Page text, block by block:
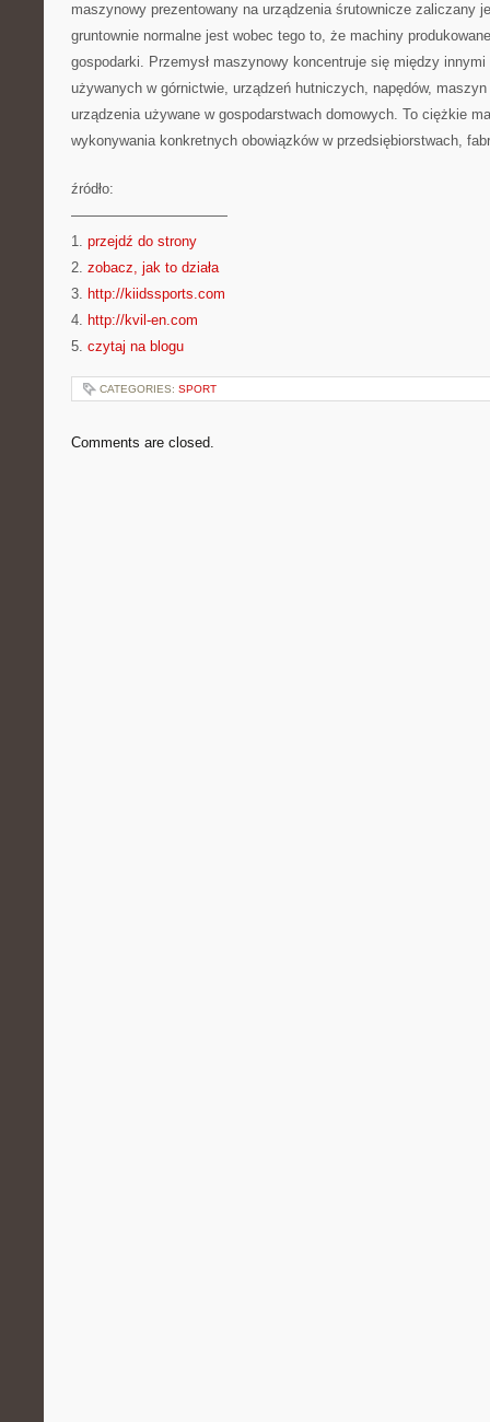
maszynowy prezentowany na urządzenia śrutownicze zaliczany
gruntownie normalne jest wobec tego to, że machiny
gospodarki. Przemysł maszynowy koncentruje się między
używanych w górnictwie, urządzeń hutniczych, napędów,
urządzenia używane w gospodarstwach domowych. To ciężkie
wykonywania konkretnych obowiązków w przedsiębiorstwach,
źródło:
———————————
1. przejdź do strony
2. zobacz, jak to działa
3. http://kiidssports.com
4. http://kvil-en.com
5. czytaj na blogu
CATEGORIES: SPORT
Comments are closed.